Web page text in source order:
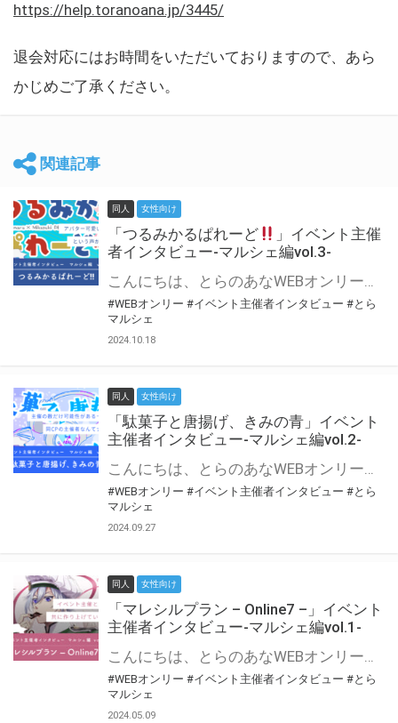
https://help.toranoana.jp/3445/
退会対応にはお時間をいただいておりますので、あら
かじめご了承ください。
関連記事
同人 女性向け
「つるみかるぱれーど
」イベント主催
者インタビュー-マルシェ編vol.3-
こんにちは、とらのあなWEBオンリー運営スタッフです。 新たにお届けする、イベント主催者インタビュー-マルシェ編-は、 とらのあなWEBオンリー「マルシェ」をご利用した主催様に 「マルシェ」を使って開催した感想や心がけをお聞きする企画です。 今回は、WEBオンリー初開催「つるみかるぱれーど
#WEBオンリー #イベント主催者インタビュー #とら
マルシェ
2024.10.18
同人 女性向け
「駄菓子と唐揚げ、きみの青」イベント
主催者インタビュー-マルシェ編vol.2-
こんにちは、とらのあなWEBオンリー運営スタッフです。 新たにお届けする、イベント主催者インタビュー-マルシェ編-は、 とらのあなWEBオンリー「マルシェ」をご利用の主催様に 「マルシェ」を使ってイベントを開催した感想や心がけをお聞きする企画です。 今回は、WEBオンリー初開催「駄菓子と唐揚げ、きみの青」より、 主催のぎこ六屋様にお話を伺いました。 協力：ぎこ六屋様／イベント公式Twitter（@krkgwks） とらのあなWEBオンリー「マルシェ」とは？ WEBオンリーでリアルタイムでコミュニケーションがとれるオンライン会場です。
#WEBオンリー #イベント主催者インタビュー #とら
マルシェ
2024.09.27
同人 女性向け
「マレシルプラン – Online7 –」イベント
主催者インタビュー-マルシェ編vol.1-
こんにちは、とらのあなWEBオンリー運営スタッフです。 新たにお届けする、イベント主催者インタビュー-マルシェ編-は、 とらのあなWEBオンリー「マルシェ」をご利用した主催様に 「マルシェ」を使って開催した感想や心がけをお聞きする企画です。 今回は、WEBオンリー開催7回目迎えた「マレシルプラン – Online7 –」より、 主催の玉川うた様にお話を伺いました。 ▼マレシルプランのインタビュー前回記事 「イベント主催者インタビュー vol.6」はこちら 協力：玉川うた様（マレシルプラン実行委員会 代表）／イベント公式Twitter（@mallesil_plan） とらのあなWEBオンリー「マルシェ」とは？ WEBオンリーでリアルタイムでコミュニケーションがとれるオンライン会場です。
#WEBオンリー #イベント主催者インタビュー #とら
マルシェ
2024.05.09